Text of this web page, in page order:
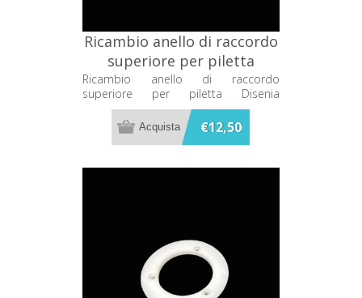
Ricambio anello di raccordo
superiore per piletta
Disenia RCPLRACO1
Ricambio anello di raccordo
superiore per piletta Disenia
RCPLRACO1
€12,50